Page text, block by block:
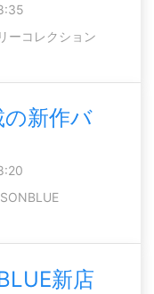
ーコレクション
新作バ
新店